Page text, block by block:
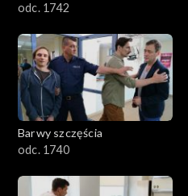
odc. 1742
Barwy szczęścia
odc. 1740